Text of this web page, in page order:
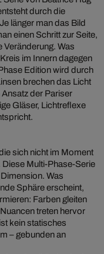
durch die
länger man das Bild
einen Schritt zur Seite,
Veränderung. Was
im Innern dagegen
Edition wird durch
brechen das Licht
der Pariser
Gläser, Lichtreflexe
sich nicht im Moment
Multi-Phase-Serie
Was
Sphäre erscheint,
Farben gleiten
treten hervor
kein statisches
– gebunden an